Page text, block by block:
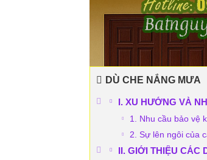
DÙ CHE NẮNG MƯA
I. XU HƯỚNG VÀ
1. Nhu cầu bảo vệ
2. Sự lên ngôi của
II. GIỚI THIỆU CÁC